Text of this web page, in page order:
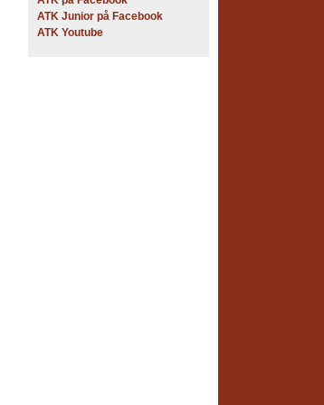
ATK Junior på Facebook
ATK Youtube